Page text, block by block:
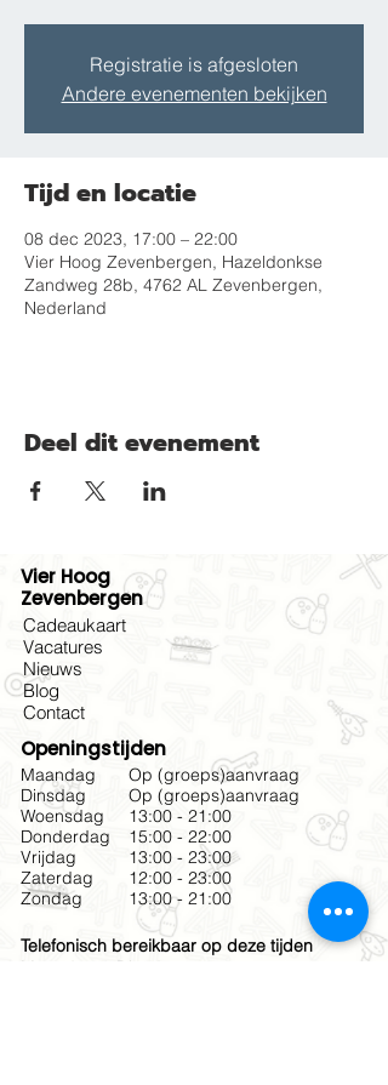
Registratie is afgesloten
Andere evenementen bekijken
Tijd en locatie
08 dec 2023, 17:00 – 22:00
Vier Hoog Zevenbergen, Hazeldonkse
Zandweg 28b, 4762 AL Zevenbergen,
Nederland
Deel dit evenement
Vier Hoog
Zevenbergen
Cadeaukaart
Vacatures
Nieuws
Blog
Contact
Openingstijden
Op (groeps)aanvraag
Op (groeps)aanvraag
13:00 - 21:00
15:00 - 22:00
13:00 - 23:00
12:00 - 23:00
13:00 - 21:00
Maandag
Dinsdag
Woensdag
Donderdag
Vrijdag
Zaterdag
Zondag
Telefonisch bereikbaar op deze tijden
Maandag & Dinsdag